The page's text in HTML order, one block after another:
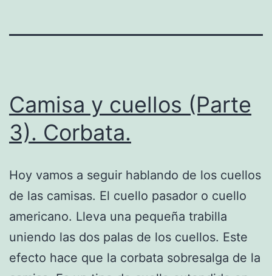
Camisa y cuellos (Parte
3). Corbata.
Hoy vamos a seguir hablando de los cuellos
de las camisas. El cuello pasador o cuello
americano. Lleva una pequeña trabilla
uniendo las dos palas de los cuellos. Este
efecto hace que la corbata sobresalga de la